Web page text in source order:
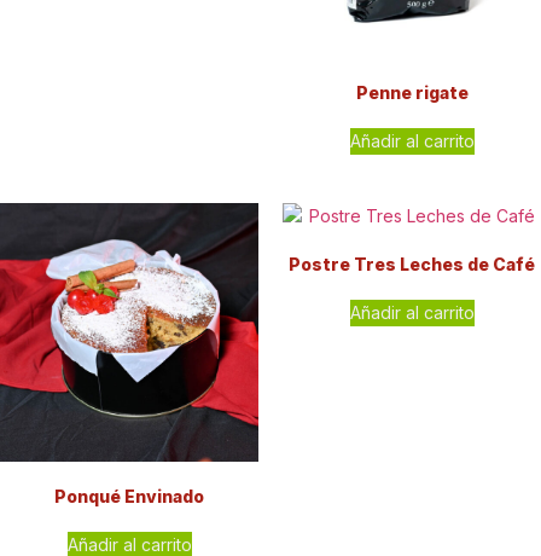
Penne rigate
Añadir al carrito
Ponqué Envinado
Añadir al carrito
Postre Tres Leches de Café
Añadir al carrito